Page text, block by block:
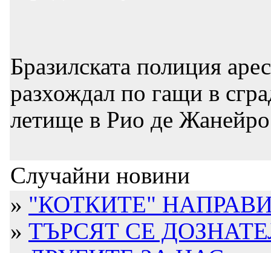
Бразилската полиция
разхождал по гащи в
летище в Рио де Жанейро
Случайни новини
» "КОТКИТЕ"
» ТЪРСЯТ СЕ